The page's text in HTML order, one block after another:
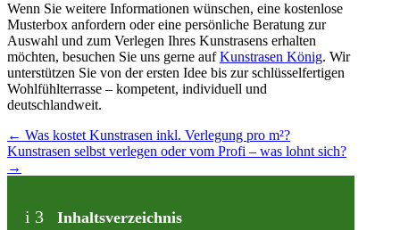
Wenn Sie weitere Informationen wünschen, eine kostenlose
Musterbox anfordern oder eine persönliche Beratung zur
Auswahl und zum Verlegen Ihres Kunstrasens erhalten
möchten, besuchen Sie uns gerne aufKunstrasen König. Wir
unterstützen Sie von der ersten Idee bis zur schlüsselfertigen
Wohlfühlterrasse – kompetent, individuell und
deutschlandweit.
← Was kostet Kunstrasen inkl. Verlegung pro m²?
Kunstrasen selbst verlegen oder vom Profi – was lohnt sich?
→
i 3 Inhaltsverzeichnis